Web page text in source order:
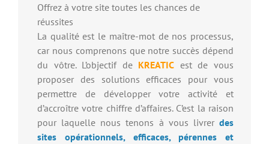
Offrez à votre site toutes les chances de
réussites
La qualité est le maître-mot de nos processus,
car nous comprenons que notre succès dépend
du vôtre. L’objectif de KREATIC est de vous
proposer des solutions efficaces pour vous
permettre de développer votre activité et
d’accroître votre chiffre d’affaires. C’est la raison
pour laquelle nous tenons à vous livrerdes
sites opérationnels, efficaces, pérennes et